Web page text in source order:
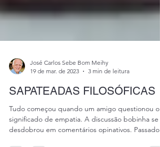
19 de mar. de 2023
3 min de leitura
SAPATEADAS FILOSÓFICAS
Tudo começou quando um amigo questionou o